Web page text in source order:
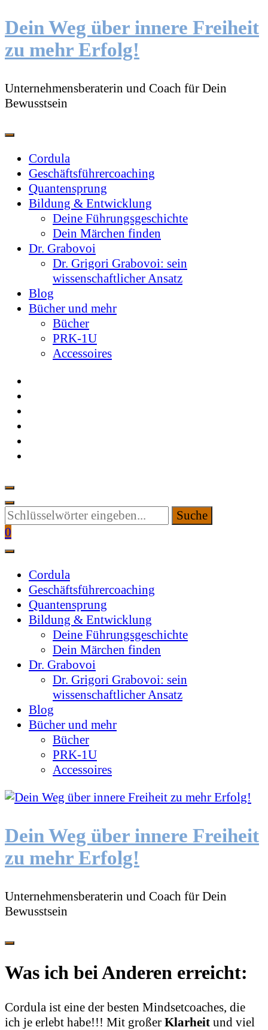
Dein Weg über innere Freiheit
zu mehr Erfolg!
Unternehmensberaterin und Coach für Dein
Bewusstsein
Cordula
Geschäftsführercoaching
Quantensprung
Bildung & Entwicklung
Deine Führungsgeschichte
Dein Märchen finden
Dr. Grabovoi
Dr. Grigori Grabovoi: sein
wissenschaftlicher Ansatz
Blog
Bücher und mehr
Bücher
PRK-1U
Accessoires
Suchen
Sie
etwas?
0
Cordula
Geschäftsführercoaching
Quantensprung
Bildung & Entwicklung
Deine Führungsgeschichte
Dein Märchen finden
Dr. Grabovoi
Dr. Grigori Grabovoi: sein
wissenschaftlicher Ansatz
Blog
Bücher und mehr
Bücher
PRK-1U
Accessoires
Dein Weg über innere Freiheit
zu mehr Erfolg!
Unternehmensberaterin und Coach für Dein
Bewusstsein
Was ich bei Anderen erreicht:
Cordula ist eine der besten Mindsetcoaches, die
ich je erlebt habe!!! Mit großer Klarheit und viel